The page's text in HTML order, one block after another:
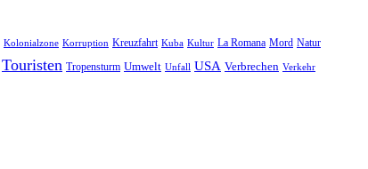
Kolonialzone Korruption Kreuzfahrt Kuba Kultur La Romana Mord Natur
Touristen Tropensturm Umwelt Unfall USA Verbrechen Verkehr